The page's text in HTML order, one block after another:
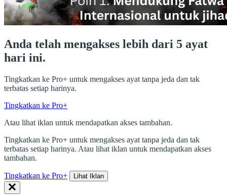
Anda telah mengakses lebih dari 5 ayat
hari ini.
Tingkatkan ke Pro+ untuk mengakses ayat tanpa jeda dan tak
terbatas setiap harinya.
Tingkatkan ke Pro+
Atau lihat iklan untuk mendapatkan akses tambahan.
Tingkatkan ke Pro+ untuk mengakses ayat tanpa jeda dan tak
terbatas setiap harinya. Atau lihat iklan untuk mendapatkan akses
tambahan.
Tingkatkan ke Pro+ Lihat Iklan